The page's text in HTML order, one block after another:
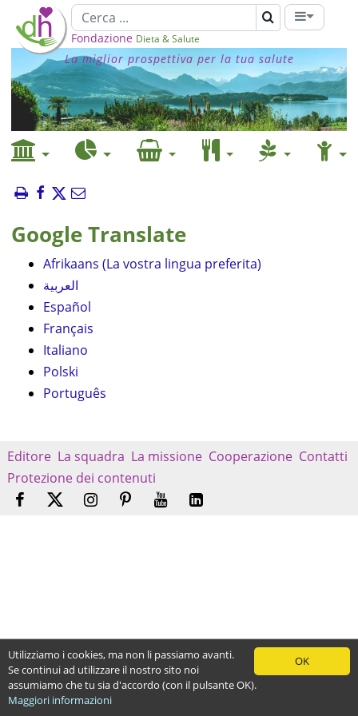
Fondazione Dieta & Salute
La miglior prospettiva per la tua salute
Google Translate
Afrikaans (La vostra lingua preferita)
العربية
Español
Français
Italiano
Polski
Português
Editore La squadra La missione Cooperazione Contatti
Protezione dei contenuti
OK
Utilizziamo i cookies, ma non li passiamo avanti.
Se continui ad utilizzare il nostro sito noi
assumiamo che tu sia d'accordo (con il pulsante OK).
Maggiori informazioni